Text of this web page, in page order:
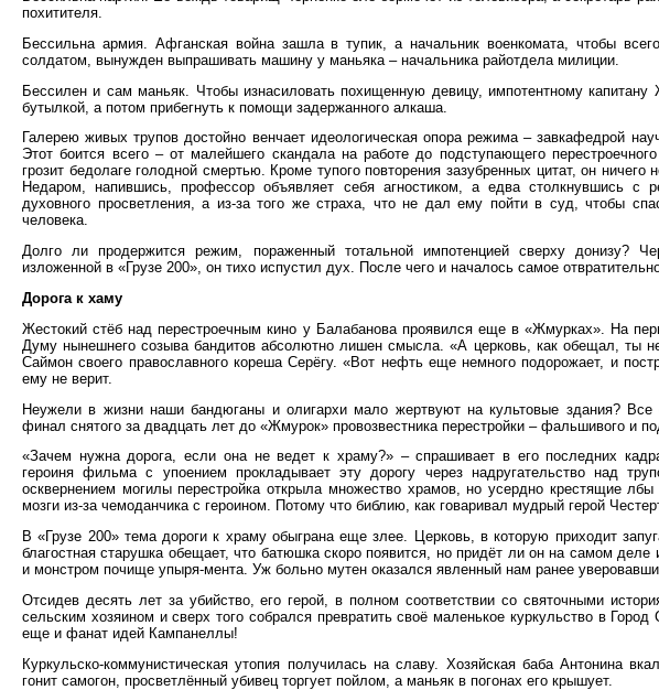
похитителя.
Бессильна армия. Афганская война зашла в тупик, а начальник военкомата, чтобы
солдатом, вынужден выпрашивать машину у маньяка – начальника райотдела милиции.
Бессилен и сам маньяк. Чтобы изнасиловать похищенную девицу, импотентному капитану
бутылкой, а потом прибегнуть к помощи задержанного алкаша.
Галерею живых трупов достойно венчает идеологическая опора режима – завкафедрой
Этот боится всего – от малейшего скандала на работе до подступающего
грозит бедолаге голодной смертью. Кроме тупого повторения зазубренных цитат, он
Недаром, напившись, профессор объявляет себя агностиком, а едва столкнувшись с
духовного просветления, а из-за того же страха, что не дал ему пойти в суд, чтобы
человека.
Долго ли продержится режим, пораженный тотальной импотенцией сверху донизу?
изложенной в «Грузе 200», он тихо испустил дух. После чего и началось самое
Дорога к хаму
Жестокий стёб над перестроечным кино у Балабанова проявился еще в «Жмурках». На
Думу нынешнего созыва бандитов абсолютно лишен смысла. «А церковь, как обещал, ты
Саймон своего православного кореша Серёгу. «Вот нефть еще немного подорожает, и
ему не верит.
Неужели в жизни наши бандюганы и олигархи мало жертвуют на культовые здания? Все
финал снятого за двадцать лет до «Жмурок» провозвестника перестройки – фальшивого и
«Зачем нужна дорога, если она не ведет к храму?» – спрашивает в его последних
героиня фильма с упоением прокладывает эту дорогу через надругательство над
осквернением могилы перестройка открыла множество храмов, но усердно крестящие
мозги из-за чемоданчика с героином. Потому что библию, как говаривал мудрый герой
В «Грузе 200» тема дороги к храму обыграна еще злее. Церковь, в которую приходит
благостная старушка обещает, что батюшка скоро появится, но придёт ли он на самом
и монстром почище упыря-мента. Уж больно мутен оказался явленный нам ранее
Отсидев десять лет за убийство, его герой, в полном соответствии со святочными
сельским хозяином и сверх того собрался превратить своё маленькое куркульство в
еще и фанат идей Кампанеллы!
Куркульско-коммунистическая утопия получилась на славу. Хозяйская баба Антонина
гонит самогон, просветлённый убивец торгует пойлом, а маньяк в погонах его крышует.